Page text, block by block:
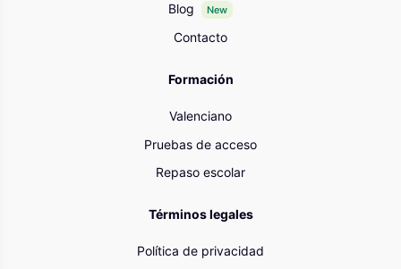
Blog
New
Contacto
Formación
Valenciano
Pruebas de acceso
Repaso escolar
Términos legales
Política de privacidad